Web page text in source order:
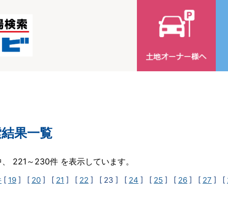
果一覧
221～230件 を表示しています。
[ 19 ] [ 20 ] [ 21 ] [ 22 ] [ 23 ] [ 24 ] [ 25 ] [ 26 ] [ 27 ] [